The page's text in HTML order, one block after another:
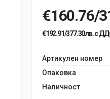
€160.76/
€192.91/377.30лв. с
Артикулен номер
Опаковка
Наличност